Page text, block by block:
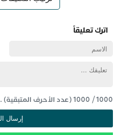
اترك تعليقاً
1000
/
1000(عدد الأحرف المتبقية) .